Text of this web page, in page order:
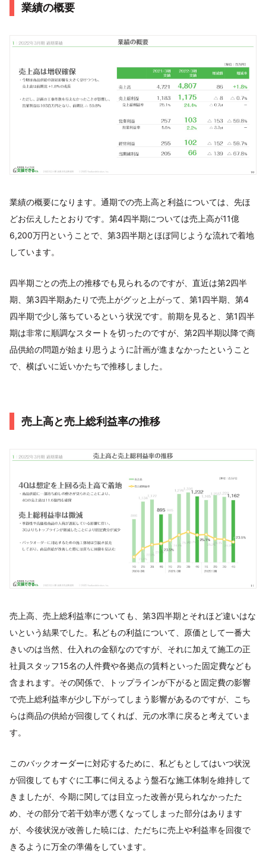
業績の概要
業績の概要になります。通期での売上高と利益については、先ほ
どお伝えしたとおりです。第4四半期については売上高が11億
6,200万円ということで、第3四半期とほぼ同じような流れで着地
しています。
四半期ごとの売上の推移でも見られるのですが、直近は第2四半
期、第3四半期あたりで売上がグッと上がって、第1四半期、第4
四半期で少し落ちているという状況です。前期を見ると、第1四半
期は非常に順調なスタートを切ったのですが、第2四半期以降で商
品供給の問題が始まり思うように計画が進まなかったということ
で、横ばいに近いかたちで推移しました。
売上高と売上総利益率の推移
売上高、売上総利益率についても、第3四半期とそれほど違いはな
いという結果でした。私どもの利益について、原価として一番大
きいのは当然、仕入れの金額なのですが、それに加えて施工の正
社員スタッフ15名の人件費や各拠点の賃料といった固定費なども
含まれます。その関係で、トップラインが下がると固定費の影響
で売上総利益率が少し下がってしまう影響があるのですが、こち
らは商品の供給が回復してくれば、元の水準に戻ると考えていま
す。
このバックオーダーに対応するために、私どもとしてはいつ状況
が回復してもすぐに工事に伺えるよう盤石な施工体制を維持して
きましたが、今期に関しては目立った改善が見られなかったた
め、その部分で若干効率が悪くなってしまった部分はあります
が、今後状況が改善した暁には、ただちに売上や利益率を回復で
きるように万全の準備をしています。